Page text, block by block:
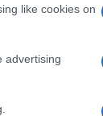
like cookies on
advertising